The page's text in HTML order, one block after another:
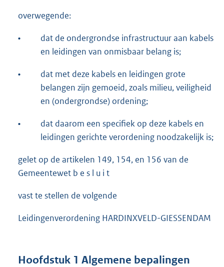
overwegende:
•
dat de ondergrondse infrastructuur aan kabels
en leidingen van onmisbaar belang is;
•
dat met deze kabels en leidingen grote
belangen zijn gemoeid, zoals milieu, veiligheid
en (ondergrondse) ordening;
•
dat daarom een specifiek op deze kabels en
leidingen gerichte verordening noodzakelijk is;
gelet op de artikelen 149, 154, en 156 van de
Gemeentewet b e s l u i t
vast te stellen de volgende
Leidingenverordening HARDINXVELD-GIESSENDAM
Hoofdstuk 1 Algemene bepalingen